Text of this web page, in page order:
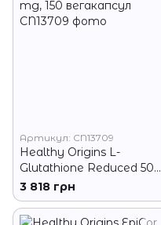
Артикул: CN13709
Healthy Origins L-
Glutathione Reduced 500
mg, 150 вегакапсул
3 818 грн